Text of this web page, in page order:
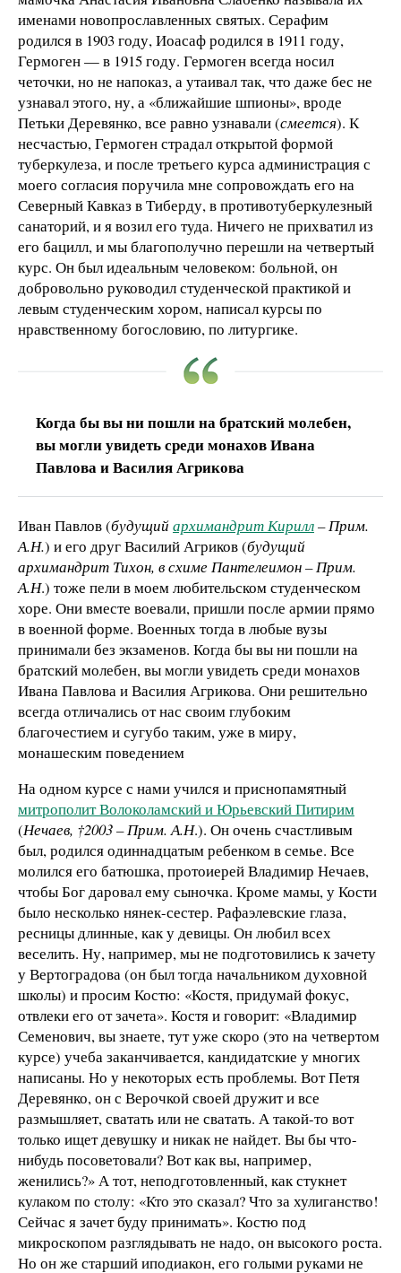
именами новопрославленных святых. Серафим
родился в 1903 году, Иоасаф родился в 1911 году,
Гермоген — в 1915 году. Гермоген всегда носил
четочки, но не напоказ, а утаивал так, что даже бес не
узнавал этого, ну, а «ближайшие шпионы», вроде
Петьки Деревянко, все равно узнавали (смеется). К
несчастью, Гермоген страдал открытой формой
туберкулеза, и после третьего курса администрация с
моего согласия поручила мне сопровождать его на
Северный Кавказ в Тиберду, в противотуберкулезный
санаторий, и я возил его туда. Ничего не прихватил из
его бацилл, и мы благополучно перешли на четвертый
курс. Он был идеальным человеком: больной, он
добровольно руководил студенческой практикой и
левым студенческим хором, написал курсы по
нравственному богословию, по литургике.
Когда бы вы ни пошли на братский молебен,
вы могли увидеть среди монахов Ивана
Павлова и Василия Агрикова
Иван Павлов (будущийархимандрит Кирилл– Прим.
А.Н.) и его друг Василий Агриков (будущий
архимандрит Тихон, в схиме Пантелеимон – Прим.
А.Н.) тоже пели в моем любительском студенческом
хоре. Они вместе воевали, пришли после армии прямо
в военной форме. Военных тогда в любые вузы
принимали без экзаменов. Когда бы вы ни пошли на
братский молебен, вы могли увидеть среди монахов
Ивана Павлова и Василия Агрикова. Они решительно
всегда отличались от нас своим глубоким
благочестием и сугубо таким, уже в миру,
монашеским поведением
На одном курсе с нами учился и приснопамятный
митрополит Волоколамский и Юрьевский Питирим
(Нечаев, †2003 – Прим. А.Н.). Он очень счастливым
был, родился одиннадцатым ребенком в семье. Все
молился его батюшка, протоиерей Владимир Нечаев,
чтобы Бог даровал ему сыночка. Кроме мамы, у Кости
было несколько нянек-сестер. Рафаэлевские глаза,
ресницы длинные, как у девицы. Он любил всех
веселить. Ну, например, мы не подготовились к зачету
у Вертоградова (он был тогда начальником духовной
школы) и просим Костю: «Костя, придумай фокус,
отвлеки его от зачета». Костя и говорит: «Владимир
Семенович, вы знаете, тут уже скоро (это на четвертом
курсе) учеба заканчивается, кандидатские у многих
написаны. Но у некоторых есть проблемы. Вот Петя
Деревянко, он с Верочкой своей дружит и все
размышляет, сватать или не сватать. А такой-то вот
только ищет девушку и никак не найдет. Вы бы что-
нибудь посоветовали? Вот как вы, например,
женились?» А тот, неподготовленный, как стукнет
кулаком по столу: «Кто это сказал? Что за хулиганство!
Сейчас я зачет буду принимать». Костю под
микроскопом разглядывать не надо, он высокого роста.
Но он же старший иподиакон, его голыми руками не